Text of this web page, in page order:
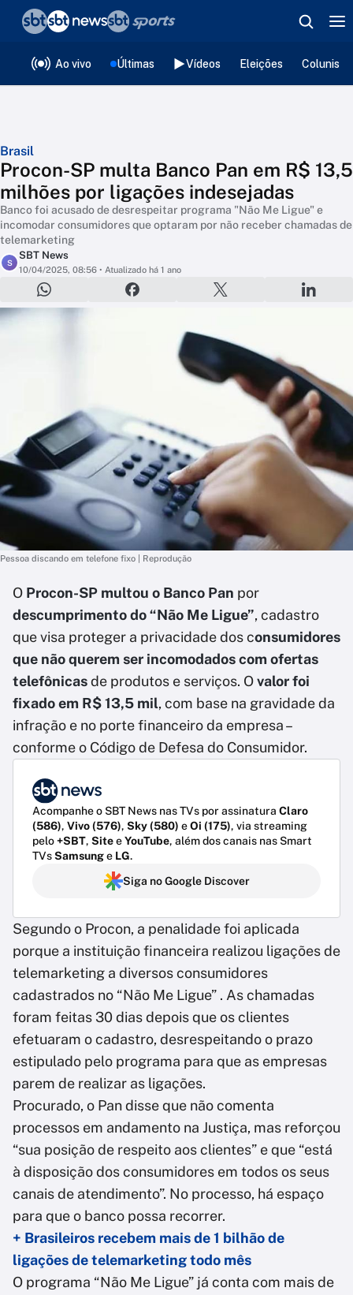
Ao vivo Últimas Vídeos Eleições
Brasil
Procon-SP multa Banco Pan em R$ 13,5
milhões por ligações indesejadas
Banco foi acusado de desrespeitar programa "Não Me Ligue" e
incomodar consumidores que optaram por não receber chamadas de
telemarketing
S
SBT News
10/04/2025, 08:56 • Atualizado há 1 ano
Pessoa discando em telefone fixo | Reprodução
O Procon-SP multou o Banco Pan por
descumprimento do “Não Me Ligue”, cadastro
que visa proteger a privacidade dos consumidores
que não querem ser incomodados com ofertas
telefônicasde produtos e serviços. Ovalor foi
fixado em R$ 13,5 mil, com base na gravidade da
infração e no porte financeiro da empresa –
conforme o Código de Defesa do Consumidor.
Acompanhe o SBT News nas TVs por assinatura Claro
(586), Vivo (576), Sky (580) eOi (175), via streaming
pelo+SBT, SiteeYouTube, além dos canais nas Smart
TVsSamsunge LG.
Siga no Google Discover
Segundo o Procon, a penalidade foi aplicada
porque a instituição financeira realizou ligações de
telemarketing a diversos consumidores
cadastrados no “Não Me Ligue” . As chamadas
foram feitas 30 dias depois que os clientes
efetuaram o cadastro, desrespeitando o prazo
estipulado pelo programa para que as empresas
parem de realizar as ligações.
Procurado, o Pan disse que não comenta
processos em andamento na Justiça, mas reforçou
“sua posição de respeito aos clientes” e que “está
à disposição dos consumidores em todos os seus
canais de atendimento”. No processo, há espaço
para que o banco possa recorrer.
+ Brasileiros recebem mais de 1 bilhão de
ligações de telemarketing todo mês
O programa “Não Me Ligue” já conta com mais de
❮voltar
Editorias